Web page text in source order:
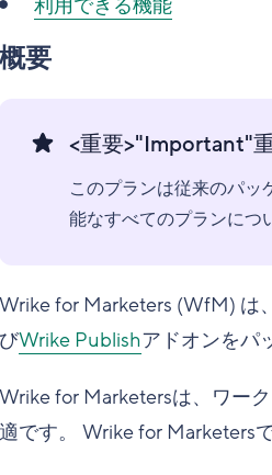
利用できる機能
概要
<重要>"Important"
このプランは従来のパ
能なすべてのプランにつ
Wrike for Marketers (WfM) は
びWrike Publishアドオンをパ
Wrike for Marketersは、ワー
適です。 Wrike for Marketers